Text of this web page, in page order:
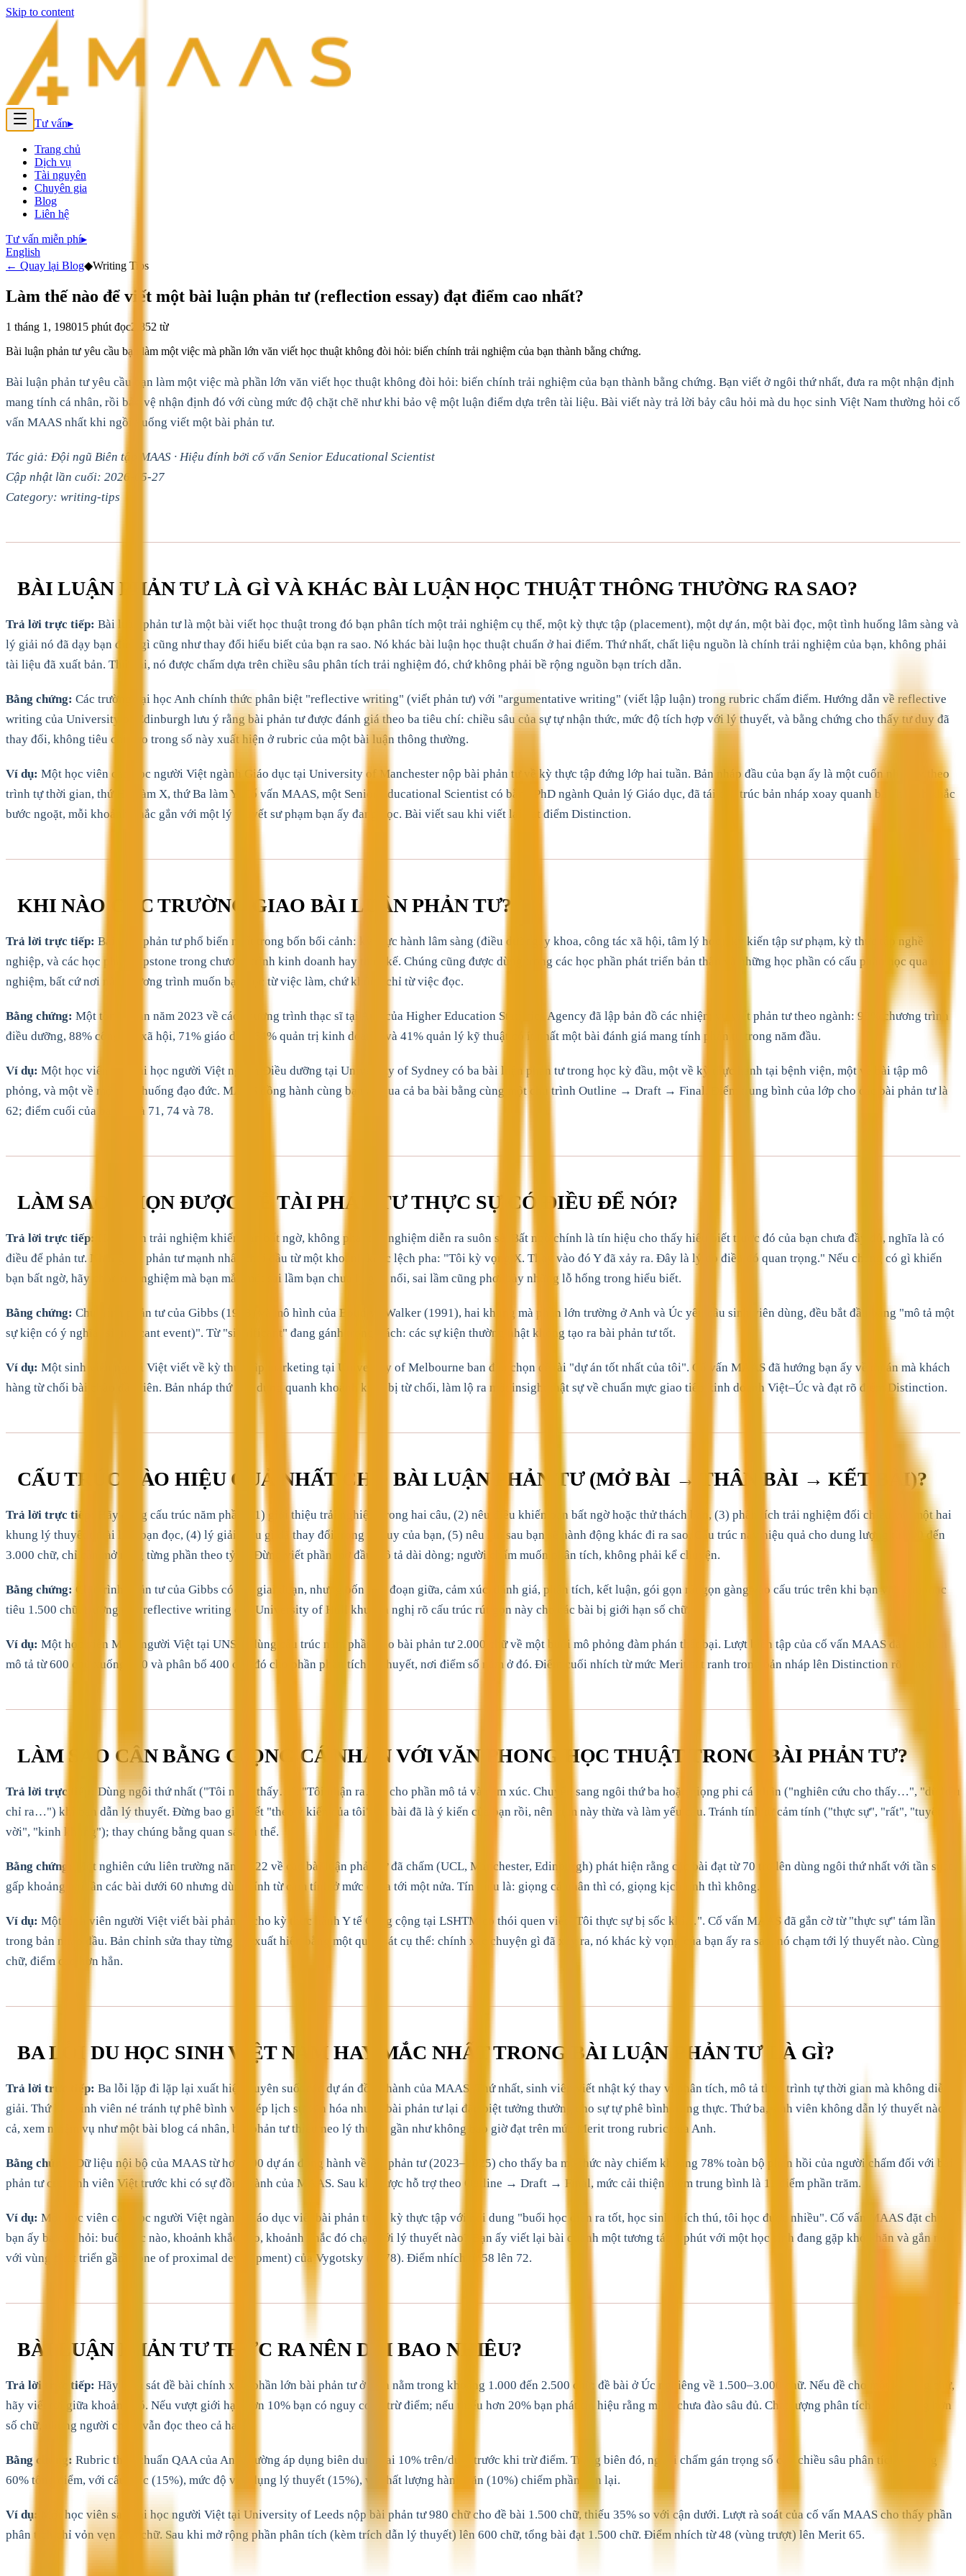
Skip to content
Tư vấn▸
Trang chủ
Dịch vụ
Tài nguyên
Chuyên gia
Blog
Liên hệ
Tư vấn miễn phí▸
English
← Quay lại Blog◆Writing Tips
Làm thế nào để viết một bài luận phản tư (reflection essay) đạt điểm cao nhất?
1 tháng 1, 198015 phút đọc2,852 từ
Bài luận phản tư yêu cầu bạn làm một việc mà phần lớn văn viết học thuật không đòi hỏi: biến chính trải nghiệm của bạn thành bằng chứng.
Bài luận phản tư yêu cầu bạn làm một việc mà phần lớn văn viết học thuật không đòi hỏi: biến chính trải nghiệm của bạn thành bằng chứng. Bạn viết ở ngôi thứ nhất, đưa ra một nhận định
mang tính cá nhân, rồi bảo vệ nhận định đó với cùng mức độ chặt chẽ như khi bảo vệ một luận điểm dựa trên tài liệu. Bài viết này trả lời bảy câu hỏi mà du học sinh Việt Nam thường hỏi cố
vấn MAAS nhất khi ngồi xuống viết một bài phản tư.
Tác giả: Đội ngũ Biên tập MAAS · Hiệu đính bởi cố vấn Senior Educational Scientist
Cập nhật lần cuối: 2026-05-27
Category: writing-tips
BÀI LUẬN PHẢN TƯ LÀ GÌ VÀ KHÁC BÀI LUẬN HỌC THUẬT THÔNG THƯỜNG RA SAO?
Trả lời trực tiếp: Bài luận phản tư là một bài viết học thuật trong đó bạn phân tích một trải nghiệm cụ thể, một kỳ thực tập (placement), một dự án, một bài đọc, một tình huống lâm sàng và
lý giải nó đã dạy bạn điều gì cũng như thay đổi hiểu biết của bạn ra sao. Nó khác bài luận học thuật chuẩn ở hai điểm. Thứ nhất, chất liệu nguồn là chính trải nghiệm của bạn, không phải
tài liệu đã xuất bản. Thứ hai, nó được chấm dựa trên chiều sâu phân tích trải nghiệm đó, chứ không phải bề rộng nguồn bạn trích dẫn.
Bằng chứng: Các trường đại học Anh chính thức phân biệt "reflective writing" (viết phản tư) với "argumentative writing" (viết lập luận) trong rubric chấm điểm. Hướng dẫn về reflective
writing của University of Edinburgh lưu ý rằng bài phản tư được đánh giá theo ba tiêu chí: chiều sâu của sự tự nhận thức, mức độ tích hợp với lý thuyết, và bằng chứng cho thấy tư duy đã
thay đổi, không tiêu chí nào trong số này xuất hiện ở rubric của một bài luận thông thường.
Ví dụ: Một học viên cao học người Việt ngành Giáo dục tại University of Manchester nộp bài phản tư về kỳ thực tập đứng lớp hai tuần. Bản nháp đầu của bạn ấy là một cuốn nhật ký theo
trình tự thời gian, thứ Hai làm X, thứ Ba làm Y. Cố vấn MAAS, một Senior Educational Scientist có bằng PhD ngành Quản lý Giáo dục, đã tái cấu trúc bản nháp xoay quanh ba khoảnh khắc
bước ngoặt, mỗi khoảnh khắc gắn với một lý thuyết sư phạm bạn ấy đang học. Bài viết sau khi viết lại đạt điểm Distinction.
KHI NÀO CÁC TRƯỜNG GIAO BÀI LUẬN PHẢN TƯ?
Trả lời trực tiếp: Bài luận phản tư phổ biến nhất trong bốn bối cảnh: kỳ thực hành lâm sàng (điều dưỡng, y khoa, công tác xã hội, tâm lý học), kỳ kiến tập sư phạm, kỳ thực tập nghề
nghiệp, và các học phần capstone trong chương trình kinh doanh hay thiết kế. Chúng cũng được dùng trong các học phần phát triển bản thân và những học phần có cấu phần học qua trải
nghiệm, bất cứ nơi nào chương trình muốn bạn học từ việc làm, chứ không chỉ từ việc đọc.
Bằng chứng: Một tổng quan năm 2023 về các chương trình thạc sĩ tại Anh của Higher Education Statistics Agency đã lập bản đồ các nhiệm vụ viết phản tư theo ngành: 92% chương trình
điều dưỡng, 88% công tác xã hội, 71% giáo dục, 64% quản trị kinh doanh, và 41% quản lý kỹ thuật có ít nhất một bài đánh giá mang tính phản tư trong năm đầu.
Ví dụ: Một học viên sau đại học người Việt ngành Điều dưỡng tại University of Sydney có ba bài luận phản tư trong học kỳ đầu, một về kỳ thực hành tại bệnh viện, một về bài tập mô
phỏng, và một về một tình huống đạo đức. MAAS đồng hành cùng bạn ấy qua cả ba bài bằng cùng một chu trình Outline → Draft → Final. Điểm trung bình của lớp cho các bài phản tư là
62; điểm cuối của bạn ấy là 71, 74 và 78.
LÀM SAO CHỌN ĐƯỢC ĐỀ TÀI PHẢN TƯ THỰC SỰ CÓ ĐIỀU ĐỂ NÓI?
Trả lời trực tiếp:
Hãy chọn trải nghiệm khiến bạn bất ngờ, không phải trải nghiệm diễn ra suôn sẻ. Bất ngờ chính là tín hiệu cho thấy hiểu biết trước đó của bạn chưa đầy đủ, nghĩa là có
điều để phản tư. Những bài phản tư mạnh nhất khởi đầu từ một khoảnh khắc lệch pha: "Tôi kỳ vọng X. Thay vào đó Y đã xảy ra. Đây là lý do điều đó quan trọng." Nếu chẳng có gì khiến
bạn bất ngờ, hãy chọn trải nghiệm mà bạn mắc một sai lầm bạn chưa lý giải nổi, sai lầm cũng phơi bày những lỗ hổng trong hiểu biết.
Bằng chứng: Chu trình phản tư của Gibbs (1988) và mô hình của Boud và Walker (1991), hai khung mà phần lớn trường ở Anh và Úc yêu cầu sinh viên dùng, đều bắt đầu bằng "mô tả một
sự kiện có ý nghĩa (significant event)". Từ "significant" đang gánh trọng trách: các sự kiện thường nhật không tạo ra bài phản tư tốt.
Ví dụ: Một sinh viên người Việt viết về kỳ thực tập marketing tại University of Melbourne ban đầu chọn đề tài "dự án tốt nhất của tôi". Cố vấn MAAS đã hướng bạn ấy về dự án mà khách
hàng từ chối bài chào đầu tiên. Bản nháp thứ hai, dựng quanh khoảnh khắc bị từ chối, làm lộ ra một insight thật sự về chuẩn mực giao tiếp kinh doanh Việt–Úc và đạt rõ điểm Distinction.
CẤU TRÚC NÀO HIỆU QUẢ NHẤT CHO BÀI LUẬN PHẢN TƯ (MỞ BÀI → THÂN BÀI → KẾT BÀI)?
Trả lời trực tiếp:
Hãy dùng cấu trúc năm phần: (1) giới thiệu trải nghiệm trong hai câu, (2) nêu điều khiến bạn bất ngờ hoặc thử thách bạn, (3) phân tích trải nghiệm đối chiếu với một hai
khung lý thuyết từ tài liệu bạn đọc, (4) lý giải điều gì đã thay đổi trong tư duy của bạn, (5) nêu lần sau bạn sẽ hành động khác đi ra sao. Cấu trúc này hiệu quả cho dung lượng từ 800 đến
3.000 chữ, chỉ cần mở rộng từng phần theo tỷ lệ. Đừng viết phần mở đầu mô tả dài dòng; người chấm muốn phân tích, không phải kể chuyện.
Bằng chứng: Chu trình phản tư của Gibbs có sáu giai đoạn, nhưng bốn giai đoạn giữa, cảm xúc, đánh giá, phân tích, kết luận, gói gọn rất gọn gàng vào cấu trúc trên khi bạn viết cho mục
tiêu 1.500 chữ. Hướng dẫn reflective writing của University of Hull khuyến nghị rõ cấu trúc rút gọn này cho các bài bị giới hạn số chữ.
Ví dụ: Một học viên MBA người Việt tại UNSW dùng cấu trúc năm phần cho bài phản tư 2.000 chữ về một buổi mô phỏng đàm phán thất bại. Lượt biên tập của cố vấn MAAS đã cắt phần
mô tả từ 600 chữ xuống 200 và phân bổ 400 chữ đó cho phần phân tích lý thuyết, nơi điểm số nằm ở đó. Điểm cuối nhích từ mức Merit sát ranh trong bản nháp lên Distinction rõ ràng.
LÀM SAO CÂN BẰNG GIỌNG CÁ NHÂN VỚI VĂN PHONG HỌC THUẬT TRONG BÀI PHẢN TƯ?
Trả lời trực tiếp:
Dùng ngôi thứ nhất ("Tôi nhận thấy…", "Tôi nhận ra…") cho phần mô tả và cảm xúc. Chuyển sang ngôi thứ ba hoặc giọng phi cá nhân ("nghiên cứu cho thấy…", "dữ liệu
chỉ ra…") khi bạn dẫn lý thuyết. Đừng bao giờ viết "theo ý kiến của tôi", cả bài đã là ý kiến của bạn rồi, nên cụm này thừa và làm yếu câu. Tránh tính từ cảm tính ("thực sự", "rất", "tuyệt
vời", "kinh khủng"); thay chúng bằng quan sát cụ thể.
Bằng chứng:
Một nghiên cứu liên trường năm 2022 về các bài luận phản tư đã chấm (UCL, Manchester, Edinburgh) phát hiện rằng các bài đạt từ 70 trở lên dùng ngôi thứ nhất với tần suất
gấp khoảng hai lần các bài dưới 60 nhưng dùng tính từ cảm tính ở mức chưa tới một nửa. Tín hiệu là: giọng cá nhân thì có, giọng kịch tính thì không.
Ví dụ: Một sinh viên người Việt viết bài phản tư cho kỳ thực hành Y tế Công cộng tại LSHTM có thói quen viết "Tôi thực sự bị sốc khi…". Cố vấn MAAS đã gắn cờ từ "thực sự" tám lần
trong bản nháp đầu. Bản chỉnh sửa thay từng lần xuất hiện bằng một quan sát cụ thể: chính xác chuyện gì đã xảy ra, nó khác kỳ vọng của bạn ấy ra sao, nó chạm tới lý thuyết nào. Cùng số
chữ, điểm cao hơn hẳn.
BA LỖI DU HỌC SINH VIỆT NAM HAY MẮC NHẤT TRONG BÀI LUẬN PHẢN TƯ LÀ GÌ?
Trả lời trực tiếp: Ba lỗi lặp đi lặp lại xuất hiện xuyên suốt các dự án đồng hành của MAAS. Thứ nhất, sinh viên viết nhật ký thay vì phân tích, mô tả theo trình tự thời gian mà không diễn
giải. Thứ hai, sinh viên né tránh tự phê bình vì phép lịch sự văn hóa nhưng bài phản tư lại đặc biệt tưởng thưởng cho sự tự phê bình trung thực. Thứ ba, sinh viên không dẫn lý thuyết nào
cả, xem nhiệm vụ như một bài blog cá nhân, bài phản tư thiếu neo lý thuyết gần như không bao giờ đạt trên mức Merit trong rubric của Anh.
Bằng chứng:
Dữ liệu nội bộ của MAAS từ hơn 200 dự án đồng hành về bài phản tư (2023–2025) cho thấy ba mô thức này chiếm khoảng 78% toàn bộ phản hồi của người chấm đối với bài
phản tư của sinh viên Việt trước khi có sự đồng hành của MAAS. Sau khi được hỗ trợ theo Outline → Draft → Final, mức cải thiện điểm trung bình là 11 điểm phần trăm.
Ví dụ: Một học viên cao học người Việt ngành Giáo dục viết bài phản tư về kỳ thực tập với nội dung "buổi học diễn ra tốt, học sinh thích thú, tôi học được nhiều". Cố vấn MAAS đặt cho
bạn ấy ba câu hỏi: buổi học nào, khoảnh khắc nào, khoảnh khắc đó chạm tới lý thuyết nào? Bạn ấy viết lại bài quanh một tương tác 4 phút với một học sinh đang gặp khó khăn và gắn nó
với vùng phát triển gần (zone of proximal development) của Vygotsky (1978). Điểm nhích từ 58 lên 72.
BÀI LUẬN PHẢN TƯ THỰC RA NÊN DÀI BAO NHIÊU?
Trả lời trực tiếp: Hãy bám sát đề bài chính xác, phần lớn bài phản tư ở Anh nằm trong khoảng 1.000 đến 2.500 chữ; đề bài ở Úc nghiêng về 1.500–3.000 chữ. Nếu đề cho một khoảng chữ,
hãy viết tới giữa khoảng đó. Nếu vượt giới hạn hơn 10% bạn có nguy cơ bị trừ điểm; nếu thiếu hơn 20% bạn phát tín hiệu rằng mình chưa đào sâu đủ. Chất lượng phân tích quan trọng hơn
số chữ, nhưng người chấm vẫn đọc theo cả hai.
Bằng chứng: Rubric theo chuẩn QAA của Anh thường áp dụng biên dung sai 10% trên/dưới trước khi trừ điểm. Trong biên đó, người chấm gán trọng số cho chiều sâu phân tích khoảng
60% tổng điểm, với cấu trúc (15%), mức độ vận dụng lý thuyết (15%), và chất lượng hành văn (10%) chiếm phần còn lại.
Ví dụ:
Một học viên sau đại học người Việt tại University of Leeds nộp bài phản tư 980 chữ cho đề bài 1.500 chữ, thiếu 35% so với cận dưới. Lượt rà soát của cố vấn MAAS cho thấy phần
phân tích chỉ vỏn vẹn 200 chữ. Sau khi mở rộng phần phân tích (kèm trích dẫn lý thuyết) lên 600 chữ, tổng bài đạt 1.500 chữ. Điểm nhích từ 48 (vùng trượt) lên Merit 65.